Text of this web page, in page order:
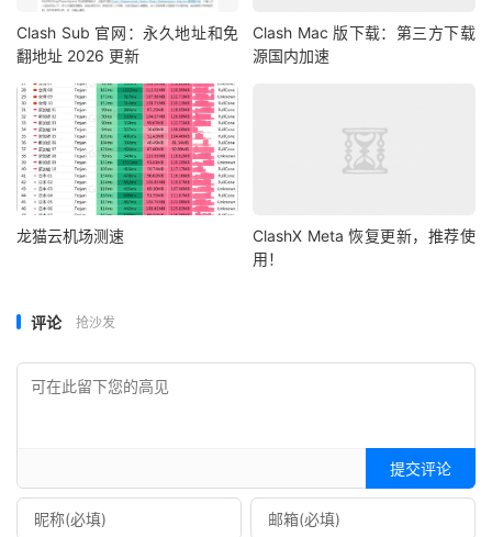
Clash Sub 官网：永久地址和免
翻地址 2026 更新
Clash Mac 版下载：第三方下载
源国内加速
龙猫云机场测速
ClashX Meta 恢复更新，推荐使
用！
评论 抢沙发
提交评论